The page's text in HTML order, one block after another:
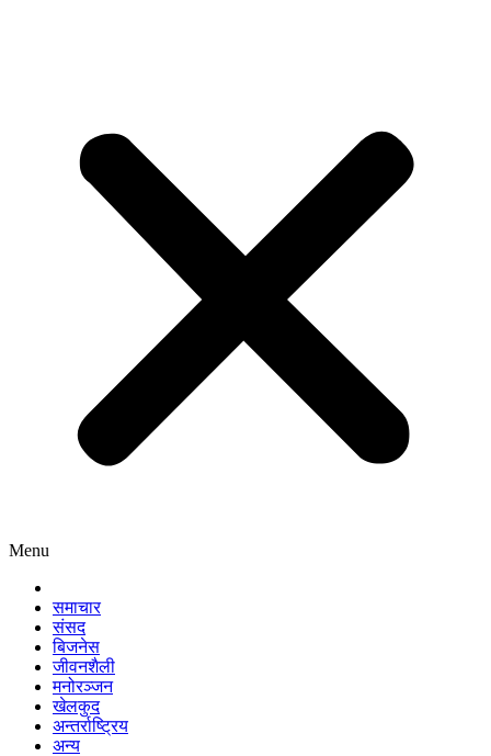
Menu
समाचार
संसद
बिजनेस
जीवनशैली
मनोरञ्जन
खेलकुद
अन्तर्राष्ट्रिय
अन्य